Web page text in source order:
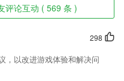
一个全面的保护！
里学习一点知识。
评论互动 ( 569 条 )
298
，以改进游戏体验和解决问